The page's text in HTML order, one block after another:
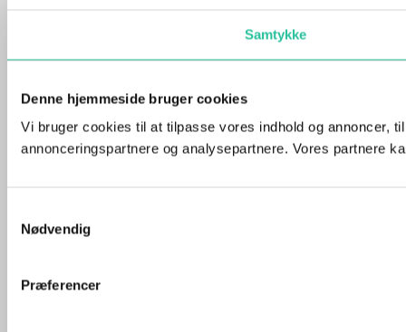
Samtykke
Denne hjemmeside bruger cookies
Vi bruger cookies til at tilpasse vores indhold og annoncer,
annonceringspartnere og analysepartnere. Vores partnere
Nødvendig
Præferencer